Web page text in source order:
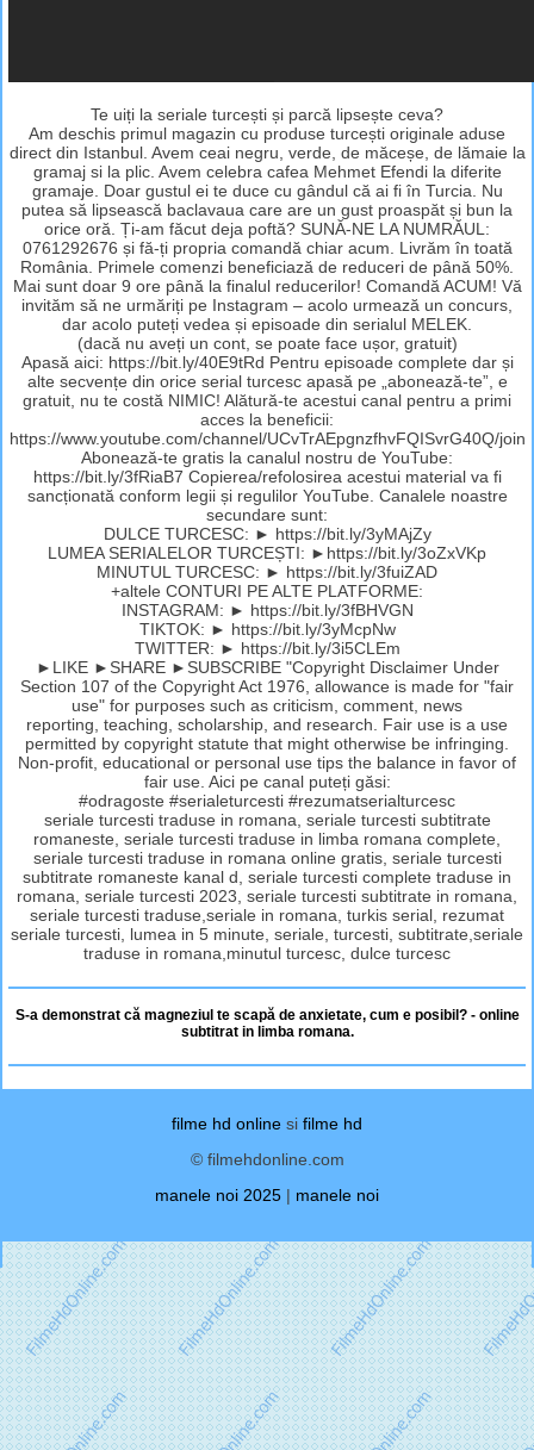
Te uiți la seriale turcești și parcă lipsește ceva?
Am deschis primul magazin cu produse turcești originale aduse
direct din Istanbul. Avem ceai negru, verde, de măceșe, de lămaie la
gramaj si la plic. Avem celebra cafea Mehmet Efendi la diferite
gramaje. Doar gustul ei te duce cu gândul că ai fi în Turcia. Nu
putea să lipsească baclavaua care are un gust proaspăt și bun la
orice oră. Ți-am făcut deja poftă? SUNĂ-NE LA NUMRĂUL:
0761292676 și fă-ți propria comandă chiar acum. Livrăm în toată
România. Primele comenzi beneficiază de reduceri de până 50%.
Mai sunt doar 9 ore până la finalul reducerilor! Comandă ACUM! Vă
invităm să ne urmăriți pe Instagram – acolo urmează un concurs,
dar acolo puteți vedea și episoade din serialul MELEK.
(dacă nu aveți un cont, se poate face ușor, gratuit)
Apasă aici: https://bit.ly/40E9tRd Pentru episoade complete dar și
alte secvențe din orice serial turcesc apasă pe „abonează-te”, e
gratuit, nu te costă NIMIC! Alătură-te acestui canal pentru a primi
acces la beneficii:
https://www.youtube.com/channel/UCvTrAEpgnzfhvFQISvrG40Q/join
Abonează-te gratis la canalul nostru de YouTube:
https://bit.ly/3fRiaB7 Copierea/refolosirea acestui material va fi
sancționată conform legii și regulilor YouTube. Canalele noastre
secundare sunt:
DULCE TURCESC: ► https://bit.ly/3yMAjZy
LUMEA SERIALELOR TURCEȘTI: ►https://bit.ly/3oZxVKp
MINUTUL TURCESC: ► https://bit.ly/3fuiZAD
+altele CONTURI PE ALTE PLATFORME:
INSTAGRAM: ► https://bit.ly/3fBHVGN
TIKTOK: ► https://bit.ly/3yMcpNw
TWITTER: ► https://bit.ly/3i5CLEm
►LIKE ►SHARE ►SUBSCRIBE "Copyright Disclaimer Under
Section 107 of the Copyright Act 1976, allowance is made for "fair
use" for purposes such as criticism, comment, news
reporting, teaching, scholarship, and research. Fair use is a use
permitted by copyright statute that might otherwise be infringing.
Non-profit, educational or personal use tips the balance in favor of
fair use. Aici pe canal puteți găsi:
#odragoste #serialeturcesti #rezumatserialturcesc
seriale turcesti traduse in romana, seriale turcesti subtitrate
romaneste, seriale turcesti traduse in limba romana complete,
seriale turcesti traduse in romana online gratis, seriale turcesti
subtitrate romaneste kanal d, seriale turcesti complete traduse in
romana, seriale turcesti 2023, seriale turcesti subtitrate in romana,
seriale turcesti traduse,seriale in romana, turkis serial, rezumat
seriale turcesti, lumea in 5 minute, seriale, turcesti, subtitrate,seriale
traduse in romana,minutul turcesc, dulce turcesc
S-a demonstrat că magneziul te scapă de anxietate, cum e posibil? - online
subtitrat in limba romana.
filme hd online si filme hd
© filmehdonline.com
manele noi 2025 | manele noi